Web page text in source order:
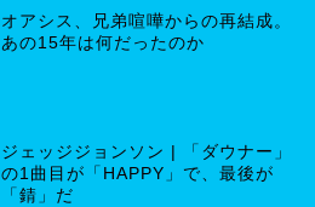
オアシス、兄弟喧嘩からの再結成。
あの15年は何だったのか
ジェッジジョンソン | 「ダウナー」
の1曲目が「HAPPY」で、最後が
「錆」だ